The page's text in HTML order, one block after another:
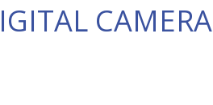
CAMERA